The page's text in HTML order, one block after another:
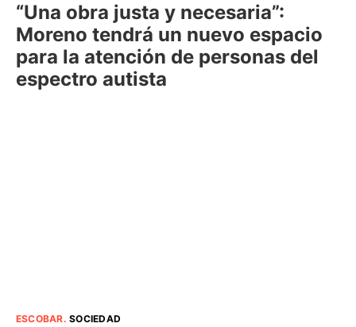
“Una obra justa y necesaria”:
Moreno tendrá un nuevo espacio
para la atención de personas del
espectro autista
ESCOBAR.SOCIEDAD